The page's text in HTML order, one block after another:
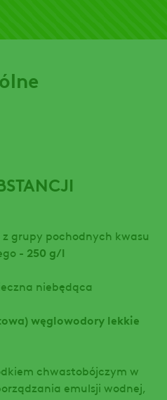
grupy pochodnych kwasu
- 250 g/l
niebędąca
węglowodory lekkie
chwastobójczym w
emulsji wodnej,